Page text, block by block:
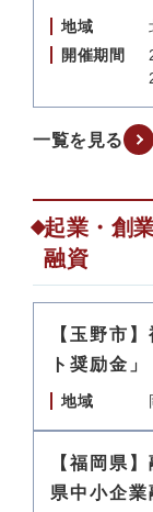
地域
開催期間
一覧を見る
起業・創
融資
【玉野市
ト奨励金」
地域
【福岡県
県中小企業